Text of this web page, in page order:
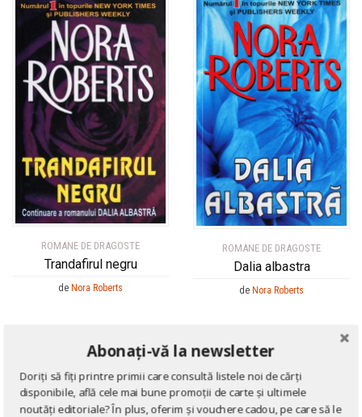
ROMANE DE DRAGOSTE
Trandafirul negru
de Nora Roberts
ROMANE DE DRAGOSTE
Dalia albastra
de Nora Roberts
Abonați-vă la newsletter
Doriți să fiți printre primii care consultă listele noi de cărți
disponibile, află cele mai bune promoții de carte și ultimele
noutăți editoriale? În plus, oferim și vouchere cadou, pe care să le